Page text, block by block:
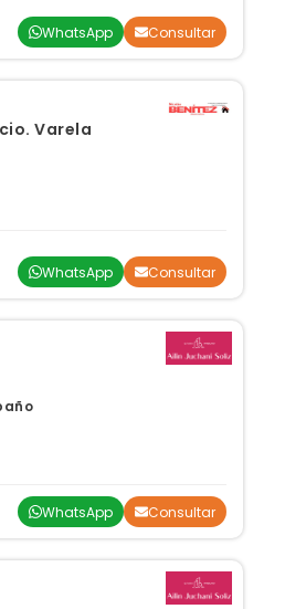
WhatsApp Consultar
Varela
WhatsApp Consultar
WhatsApp Consultar